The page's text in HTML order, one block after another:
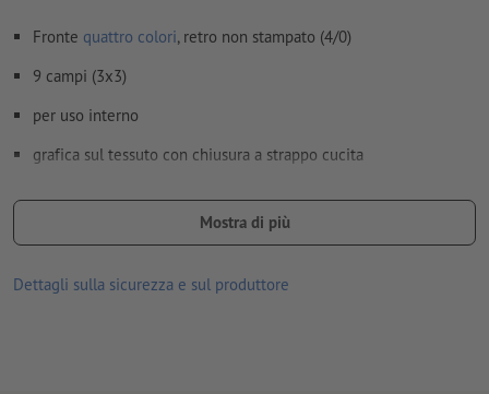
Fronte quattro colori, retro non stampato (4/0)
9 campi (3x3)
per uso interno
grafica sul tessuto con chiusura a strappo cucita
emergenza (classe antincendio B1)
Mostra di più
Dettagli sulla sicurezza e sul produttore